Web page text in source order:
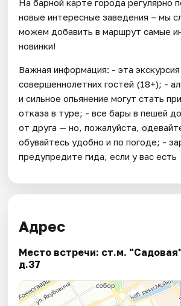
На барной карте города регулярно
новые интересные заведения – мы
можем добавить в маршрут самые
новинки!
Важная информация: - эта
совершеннолетних гостей (18+); -
и сильное опьянение могут стать
отказа в туре; - все бары в пешей
от друга — но, пожалуйста,
обувайтесь удобно и по погоде; -
предупредите гида, если у вас есть
Адрес
Место встречи: ст.м.
д.37